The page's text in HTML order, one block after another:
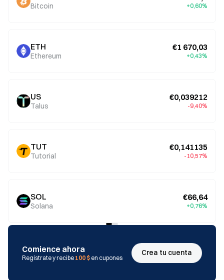
Bitcoin +0,60%
ETH
Ethereum
€1 670,03
+0,43%
US
Talus
€0,039212
-9,40%
TUT
Tutorial
€0,141135
-10,57%
SOL
Solana
€66,64
+0,76%
Comience ahora
Regístrate y recibe 100 $ en cupones
Crea tu cuenta